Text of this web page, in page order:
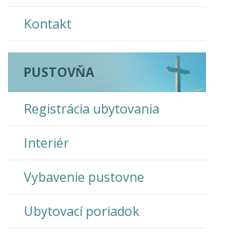
Kontakt
PUSTOVŇA
Registrácia ubytovania
Interiér
Vybavenie pustovne
Ubytovací poriadok